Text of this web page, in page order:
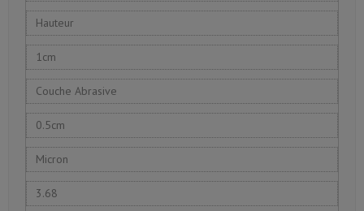
Hauteur
1cm
Couche Abrasive
0.5cm
Micron
3.68